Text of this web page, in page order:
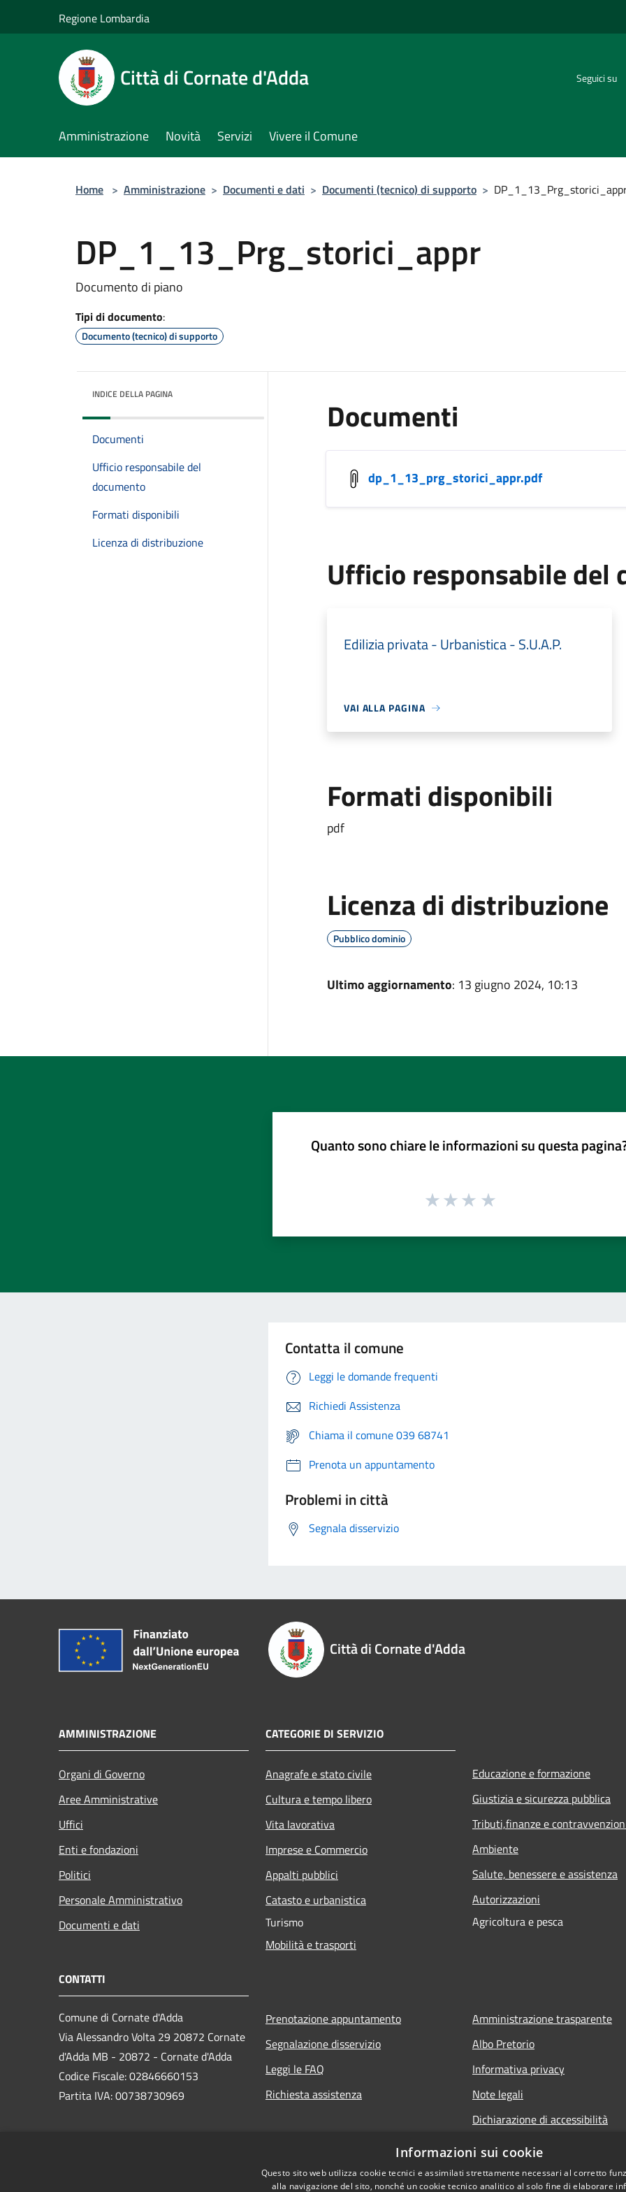
Regione Lombardia
Città di Cornate d'Adda Seguici su
Amministrazione Novità Servizi Vivere il Comune
Home > Amministrazione > Documenti e dati > Documenti (tecnico) di supporto >
DP_1_13_Prg_storici_appr
Documento di piano
Tipi di documento:
Documento (tecnico) di supporto
INDICE DELLA PAGINA
Documenti
Ufficio responsabile del
documento
Formati disponibili
Licenza di distribuzione
Documenti
dp_1_13_prg_storici_appr.pdf
Ufficio responsabile del
Edilizia privata - Urbanistica - S.U.A.P.
VAI ALLA PAGINA
Formati disponibili
pdf
Licenza di distribuzione
Pubblico dominio
Ultimo aggiornamento: 13 giugno 2024, 10:13
Quanto sono chiare le informazioni su questa
Contatta il comune
Leggi le domande frequenti
Richiedi Assistenza
Chiama il comune 039 68741
Prenota un appuntamento
Problemi in città
Segnala disservizio
Città di Cornate d'Adda
AMMINISTRAZIONE
Organi di Governo
Aree Amministrative
Uffici
Enti e fondazioni
Politici
Personale Amministrativo
Documenti e dati
CATEGORIE DI SERVIZIO
Anagrafe e stato civile
Cultura e tempo libero
Vita lavorativa
Imprese e Commercio
Appalti pubblici
Catasto e urbanistica
Turismo
Mobilità e trasporti
Educazione e formazione
Giustizia e sicurezza pubblica
Tributi,finanze e
Ambiente
Salute, benessere e assistenza
Autorizzazioni
Agricoltura e pesca
CONTATTI
Comune di Cornate d'Adda
Via Alessandro Volta 29 20872 Cornate
d'Adda MB - 20872 - Cornate d'Adda
Codice Fiscale: 02846660153
Partita IVA: 00738730969
Prenotazione appuntamento
Segnalazione disservizio
Leggi le FAQ
Richiesta assistenza
Amministrazione trasparente
Albo Pretorio
Informativa privacy
Note legali
Dichiarazione di accessibilità
Informazioni sui cookie
Questo sito web utilizza cookie tecnici e assimilati strettamente necessari al corretto
alla navigazione del sito, nonché un cookie tecnico analitico al solo fine di elaborare